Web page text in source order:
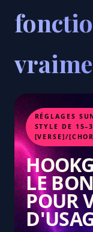
RÉGLAGES
STYLE DE
[VERSE]/
LE
POUR